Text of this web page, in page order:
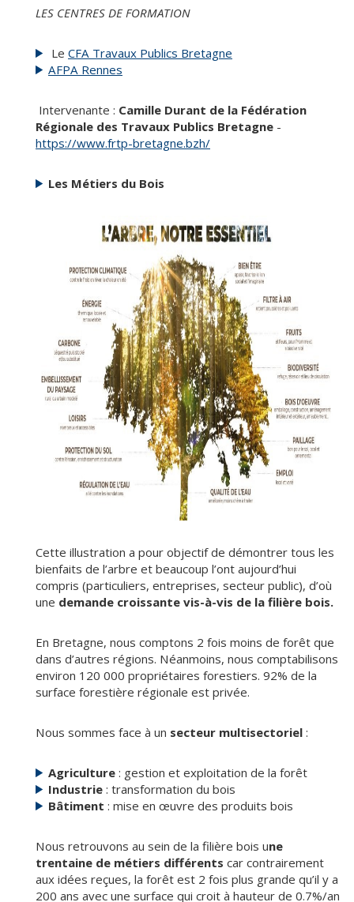
LES CENTRES DE FORMATION
Le CFA Travaux Publics Bretagne
AFPA Rennes
Intervenante : Camille Durant de la Fédération
Régionale des Travaux Publics Bretagne -
https://www.frtp-bretagne.bzh/
Les Métiers du Bois
Cette illustration a pour objectif de démontrer tous les
bienfaits de l’arbre et beaucoup l’ont aujourd’hui
compris (particuliers, entreprises, secteur public), d’où
une demande croissante vis-à-vis de la filière bois.
En Bretagne, nous comptons 2 fois moins de forêt que
dans d’autres régions. Néanmoins, nous comptabilisons
environ 120 000 propriétaires forestiers. 92% de la
surface forestière régionale est privée.
Nous sommes face à un secteur multisectoriel :
Agriculture : gestion et exploitation de la forêt
Industrie : transformation du bois
Bâtiment : mise en œuvre des produits bois
Nous retrouvons au sein de la filière bois une
trentaine de métiers différents car contrairement
aux idées reçues, la forêt est 2 fois plus grande qu’il y a
200 ans avec une surface qui croit à hauteur de 0.7%/an